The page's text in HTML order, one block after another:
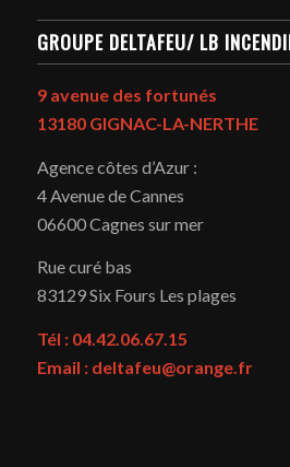
GROUPE DELTAFEU/ LB
9 avenue des fortunés
13180 GIGNAC-LA-NERTHE
Agence côtes d’Azur :
4 Avenue de Cannes
06600 Cagnes sur mer
Rue curé bas
83129Six Fours Les plages
Tél : 04.42.06.67.15
Email : deltafeu@orange.fr